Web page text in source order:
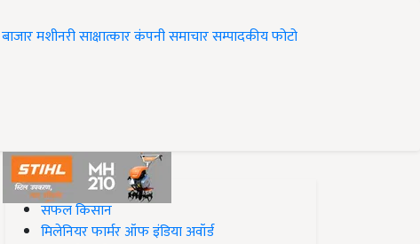
बाजारमशीनरीसाक्षात्कारकंपनी समाचारसम्पादकीयफोटो
#Top on Krishi Jagran
सफल किसान
मिलेनियर फार्मर ऑफ इंडिया अवॉर्ड